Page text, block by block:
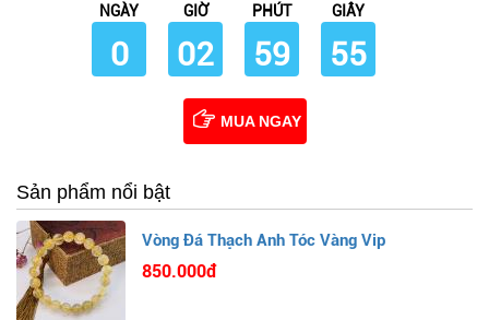
NGÀY
0
GIỜ
02
PHÚT
59
GIÂY
54
MUA NGAY
Sản phẩm nổi bật
Vòng Đá Thạch Anh Tóc Vàng Vip
850.000đ